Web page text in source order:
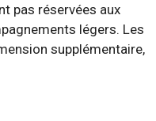
pas réservées aux
légers. Les
supplémentaire,